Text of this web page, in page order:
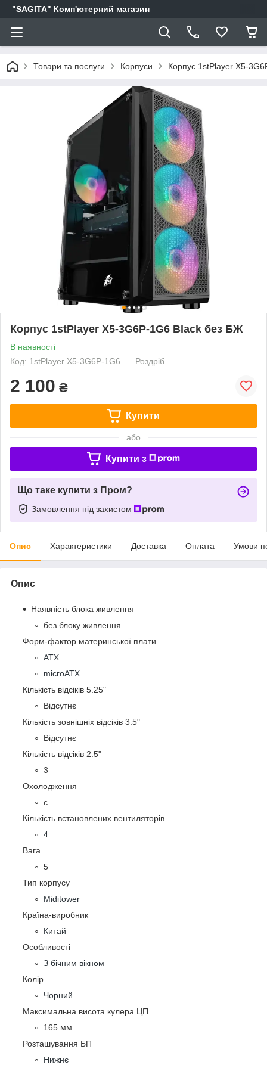
"SAGITA" Комп'ютерний магазин
Товари та послуги Корпуси Корпус 1stPlayer X5-
Корпус 1stPlayer X5-3G6P-1G6 Black без БЖ
В наявності
Код: 1stPlayer X5-3G6P-1G6
Роздріб
2 100 ₴
Купити
або
Купити з
Що таке купити з Пром?
Замовлення під захистом
Опис Характеристики Доставка Оплата Умови
Опис
Наявність блока живлення
без блоку живлення
Форм-фактор материнської плати
ATX
microATX
Кількість відсіків 5.25"
Відсутнє
Кількість зовнішніх відсіків 3.5"
Відсутнє
Кількість відсіків 2.5"
3
Охолодження
є
Кількість встановлених вентиляторів
4
Вага
5
Тип корпусу
Miditower
Країна-виробник
Китай
Особливості
З бічним вікном
Колір
Чорний
Максимальна висота кулера ЦП
165 мм
Розташування БП
Нижнє